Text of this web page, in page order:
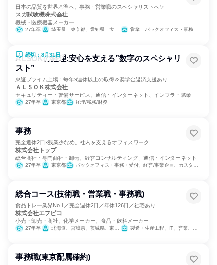
日本の品質を世界基準へ。事務・営業職のスペシャリストへ✨
スガ試験機株式会社
機械・医療機器メーカー
27年卒 埼玉県、東京都、愛知県、大阪府、広島県 営業、バックオフィス・事務・受付
締切：8月31日
ALSOKの経理:安心を支える”数字のスペシャリ
スト”
東証プライム上場！毎年9連休以上の取得＆奨学金返済支援あり
ＡＬＳＯＫ株式会社
セキュリティー・警備サービス、通信・インターネット、インフラ・鉱業
27年卒 東京都 経理/税務/財務
事務
完全週休2日×残業少なめ。社内を支えるオフィスワーク
株式会社トップ
総合商社・専門商社・卸売、経営コンサルティング、通信・インターネット
27年卒 東京都 バックオフィス・事務・受付、経営/事業企画、カスタマーサポート/コールセンター
総合コース(技術職・営業職・事務職)
食品トレー業界No.1／完全週休2日／年休126日／社宅あり
株式会社エフピコ
小売・卸売・商社、化学メーカー、食品・飲料メーカー
27年卒 北海道、宮城県、茨城県、東京都、岐阜県、愛知県、大阪府、広島県、福岡県 製造・生産工程、IT、営業、バックオフィス・事務・受付、SCM/生産管理/購買/物流、建築/土木/プラント専門職、学術研究
事務職(東京配属確約)